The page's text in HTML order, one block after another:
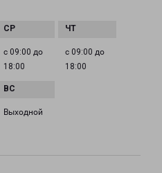
с 09:00 до
18:00
с 09:00 до
18:00
Выходной